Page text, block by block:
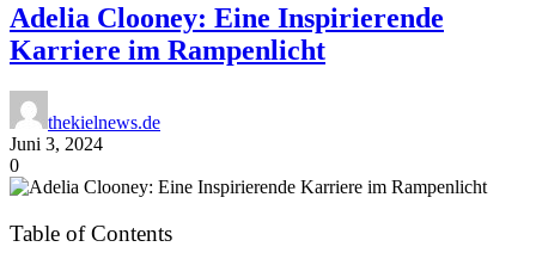
Adelia Clooney: Eine Inspirierende
Karriere im Rampenlicht
thekielnews.de
Juni 3, 2024
0
Table of Contents